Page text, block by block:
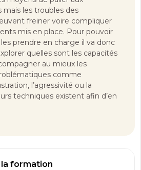
mais les troubles des
freiner voire compliquer
mis en place. Pour pouvoir
prendre en charge il va donc
quelles sont les capacités
au mieux les
comme
l’agressivité ou la
techniques existent afin d’en
formation